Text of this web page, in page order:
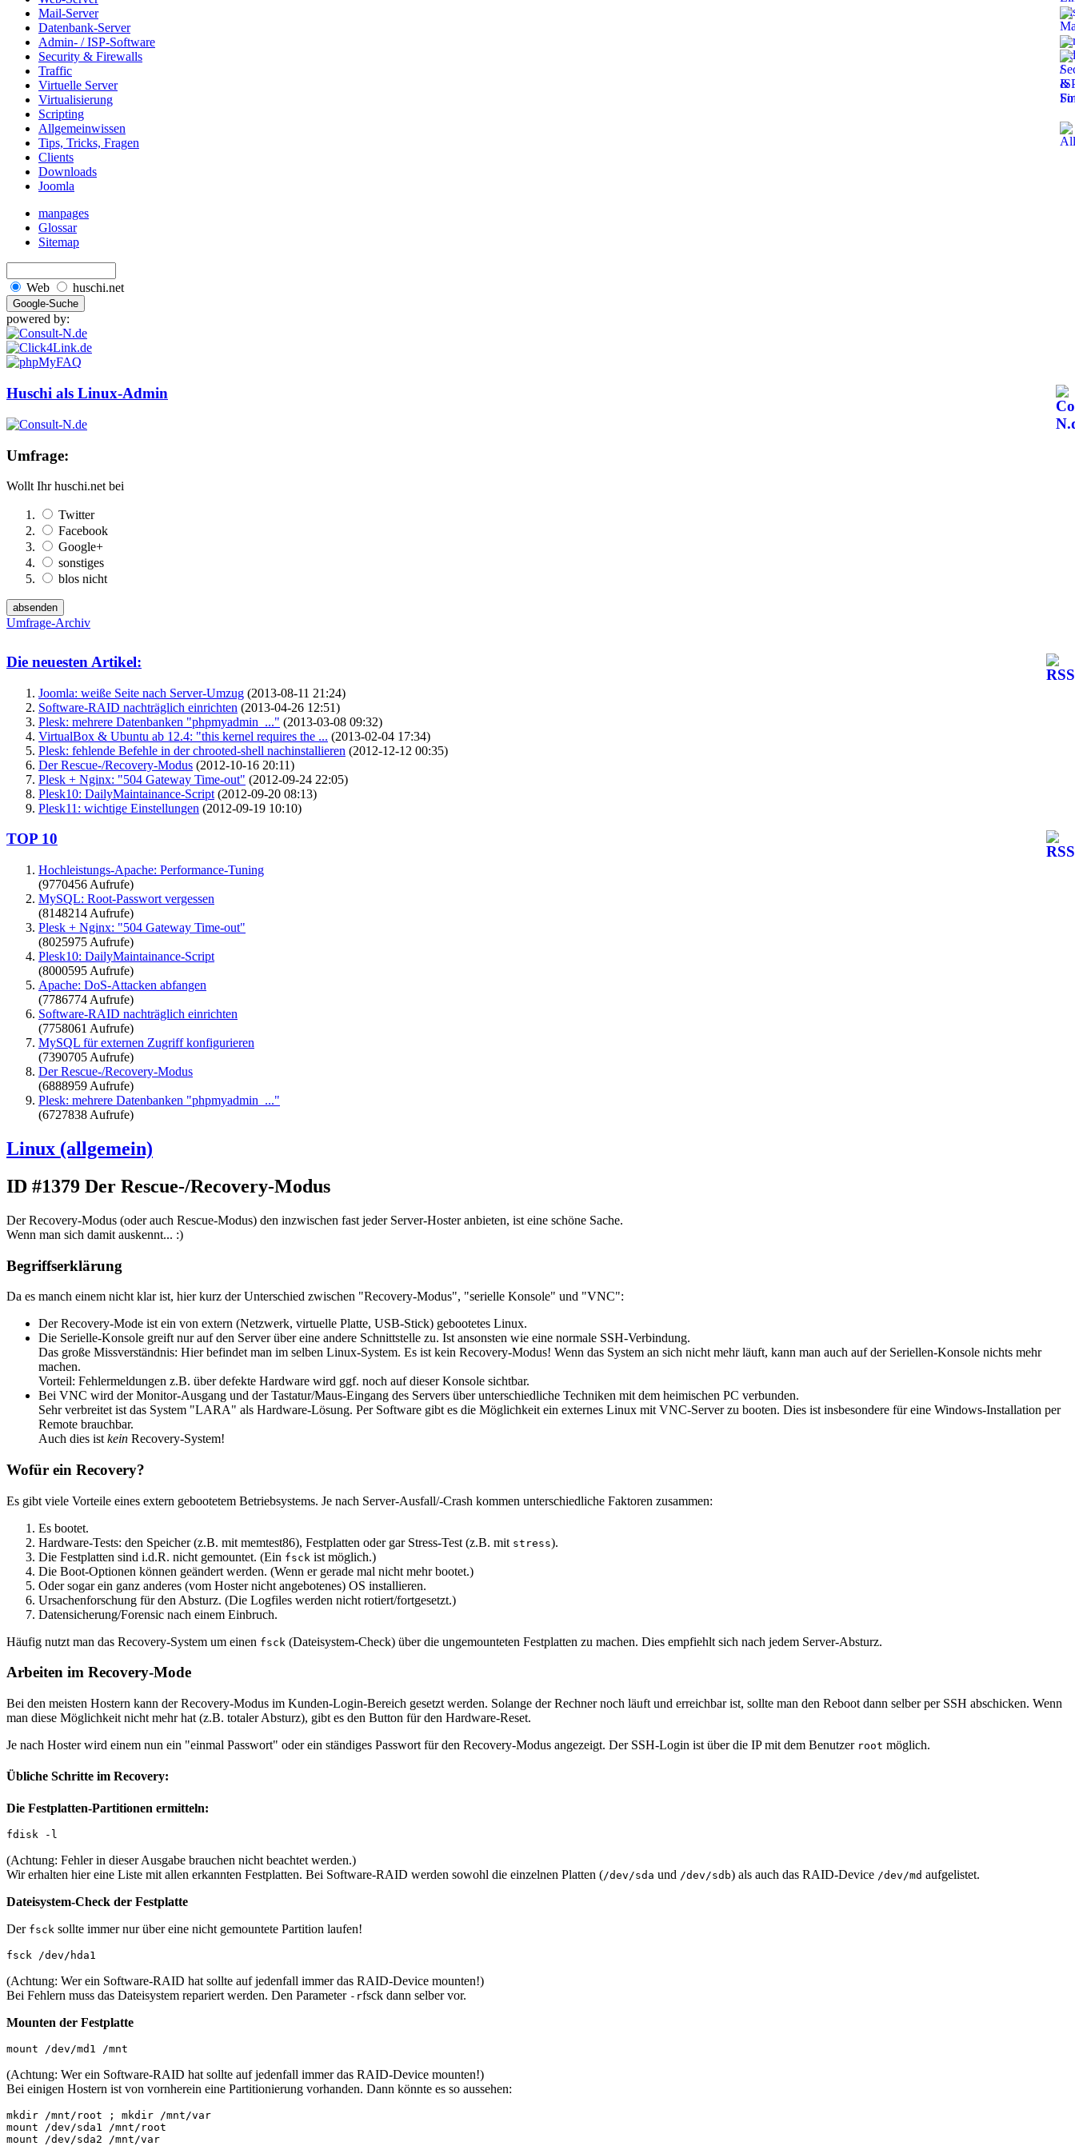
Mail-Server
Datenbank-Server
Admin- / ISP-Software
Security & Firewalls
Traffic
Virtuelle Server
Virtualisierung
Scripting
Allgemeinwissen
Tips, Tricks, Fragen
Clients
Downloads
Joomla
manpages
Glossar
Sitemap
Web huschi.net
powered by:
Huschi als Linux-Admin
Umfrage:
Wollt Ihr huschi.net bei
Twitter
Facebook
Google+
sonstiges
blos nicht
Umfrage-Archiv
Die neuesten Artikel:
Joomla: weiße Seite nach Server-Umzug (2013-08-11 21:24)
Software-RAID nachträglich einrichten (2013-04-26 12:51)
Plesk: mehrere Datenbanken "phpmyadmin_..." (2013-03-08 09:32)
VirtualBox & Ubuntu ab 12.4: "this kernel requires the ... (2013-02-04 17:34)
Plesk: fehlende Befehle in der chrooted-shell nachinstallieren (2012-12-12 00:35)
Der Rescue-/Recovery-Modus (2012-10-16 20:11)
Plesk + Nginx: "504 Gateway Time-out" (2012-09-24 22:05)
Plesk10: DailyMaintainance-Script (2012-09-20 08:13)
Plesk11: wichtige Einstellungen (2012-09-19 10:10)
TOP 10
Hochleistungs-Apache: Performance-Tuning
(9770456 Aufrufe)
MySQL: Root-Passwort vergessen
(8148214 Aufrufe)
Plesk + Nginx: "504 Gateway Time-out"
(8025975 Aufrufe)
Plesk10: DailyMaintainance-Script
(8000595 Aufrufe)
Apache: DoS-Attacken abfangen
(7786774 Aufrufe)
Software-RAID nachträglich einrichten
(7758061 Aufrufe)
MySQL für externen Zugriff konfigurieren
(7390705 Aufrufe)
Der Rescue-/Recovery-Modus
(6888959 Aufrufe)
Plesk: mehrere Datenbanken "phpmyadmin_..."
(6727838 Aufrufe)
Linux (allgemein)
ID #1379 Der Rescue-/Recovery-Modus
Der Recovery-Modus (oder auch Rescue-Modus) den inzwischen fast jeder Server-Hoster anbieten, ist eine schöne Sache.
Wenn man sich damit auskennt... :)
Begriffserklärung
Da es manch einem nicht klar ist, hier kurz der Unterschied zwischen "Recovery-Modus", "serielle Konsole" und "VNC":
Der Recovery-Mode ist ein von extern (Netzwerk, virtuelle Platte, USB-Stick) gebootetes Linux.
Die Serielle-Konsole greift nur auf den Server über eine andere Schnittstelle zu. Ist ansonsten wie eine normale SSH-Verbindung.
Das große Missverständnis: Hier befindet man im selben Linux-System. Es ist kein Recovery-Modus! Wenn das System an sich nicht mehr läuft, kann man auch auf der Seriellen-Konsole nichts mehr
machen.
Vorteil: Fehlermeldungen z.B. über defekte Hardware wird ggf. noch auf dieser Konsole sichtbar.
Bei VNC wird der Monitor-Ausgang und der Tastatur/Maus-Eingang des Servers über unterschiedliche Techniken mit dem heimischen PC verbunden.
Sehr verbreitet ist das System "LARA" als Hardware-Lösung. Per Software gibt es die Möglichkeit ein externes Linux mit VNC-Server zu booten. Dies ist insbesondere für eine Windows-Installation per
Remote brauchbar.
Auch dies ist kein Recovery-System!
Wofür ein Recovery?
Es gibt viele Vorteile eines extern gebootetem Betriebsystems. Je nach Server-Ausfall/-Crash kommen unterschiedliche Faktoren zusammen:
Es bootet.
Hardware-Tests: den Speicher (z.B. mit memtest86), Festplatten oder gar Stress-Test (z.B. mit stress).
Die Festplatten sind i.d.R. nicht gemountet. (Ein fsck ist möglich.)
Die Boot-Optionen können geändert werden. (Wenn er gerade mal nicht mehr bootet.)
Oder sogar ein ganz anderes (vom Hoster nicht angebotenes) OS installieren.
Ursachenforschung für den Absturz. (Die Logfiles werden nicht rotiert/fortgesetzt.)
Datensicherung/Forensic nach einem Einbruch.
Häufig nutzt man das Recovery-System um einen fsck (Dateisystem-Check) über die ungemounteten Festplatten zu machen. Dies empfiehlt sich nach jedem Server-Absturz.
Arbeiten im Recovery-Mode
Bei den meisten Hostern kann der Recovery-Modus im Kunden-Login-Bereich gesetzt werden. Solange der Rechner noch läuft und erreichbar ist, sollte man den Reboot dann selber per SSH abschicken. Wenn
man diese Möglichkeit nicht mehr hat (z.B. totaler Absturz), gibt es den Button für den Hardware-Reset.
Je nach Hoster wird einem nun ein "einmal Passwort" oder ein ständiges Passwort für den Recovery-Modus angezeigt. Der SSH-Login ist über die IP mit dem Benutzer root möglich.
Übliche Schritte im Recovery:
Die Festplatten-Partitionen ermitteln:
fdisk -l
(Achtung: Fehler in dieser Ausgabe brauchen nicht beachtet werden.)
Wir erhalten hier eine Liste mit allen erkannten Festplatten. Bei Software-RAID werden sowohl die einzelnen Platten (/dev/sda und /dev/sdb) als auch das RAID-Device /dev/md aufgelistet.
Dateisystem-Check der Festplatte
Der fsck sollte immer nur über eine nicht gemountete Partition laufen!
fsck /dev/hda1
(Achtung: Wer ein Software-RAID hat sollte auf jedenfall immer das RAID-Device mounten!)
Bei Fehlern muss das Dateisystem repariert werden. Den Parameter -rfsck dann selber vor.
Mounten der Festplatte
mount /dev/md1 /mnt
(Achtung: Wer ein Software-RAID hat sollte auf jedenfall immer das RAID-Device mounten!)
Bei einigen Hostern ist von vornherein eine Partitionierung vorhanden. Dann könnte es so aussehen:
mkdir /mnt/root ; mkdir /mnt/var
mount /dev/sda1 /mnt/root
mount /dev/sda2 /mnt/var